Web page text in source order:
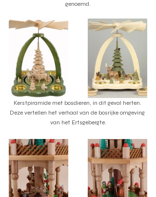
genoemd.
Kerstpiramide met bosdieren, in dit geval herten.
Deze vertellen het verhaal van de bosrijke omgeving
van het Ertsgebergte.